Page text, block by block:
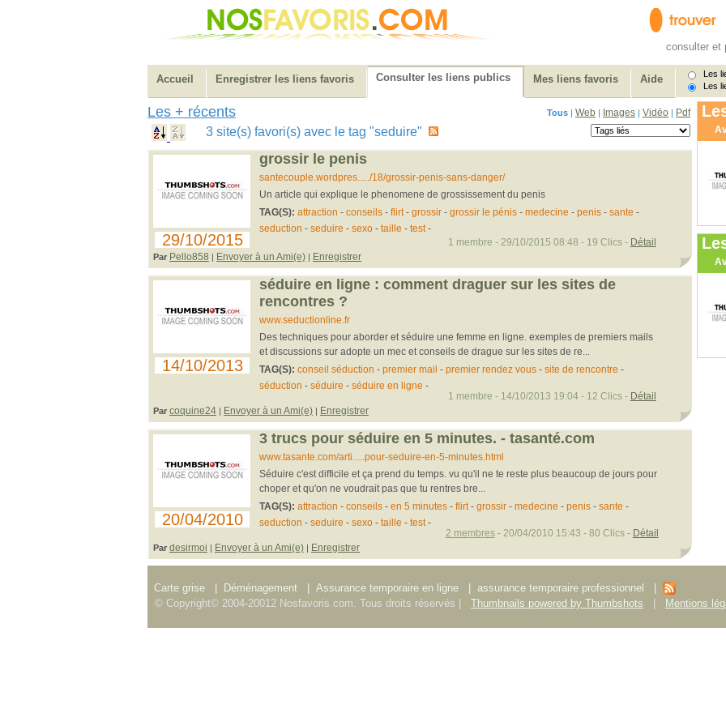
consulter et
Accueil Enregistrer les liens favoris Consulter les liens publics Mes liens favoris Aide
Les
Les
Les + récents Tous | Web | Images | Vidéo | Pdf
3 site(s) favori(s) avec le tag "seduire"
29/10/2015
grossir le penis
santecouple.wordpres...../18/grossir-penis-sans-danger/
Un article qui explique le phenomene de grossissement du penis
TAG(S): attraction - conseils- flirt- grossir- grossir le pénis- medecine - penis- sante -
seduction - seduire - sexo- taille - test-
Par Pello858 | Envoyer à un Ami(e) | Enregistrer
1 membre - 29/10/2015 08:48 - 19 Clics - Détail
14/10/2013
séduire en ligne : comment draguer sur les sites de
rencontres ?
www.seductionline.fr
Des techniques pour aborder et séduire une femme en ligne. exemples de premiers mails
et discussions sur adopte un mec et conseils de drague sur les sites de re...
TAG(S): conseil séduction - premier mail - premier rendez vous- site de rencontre -
séduction - séduire - séduire en ligne -
Par coquine24 | Envoyer à un Ami(e) | Enregistrer
1 membre - 14/10/2013 19:04 - 12 Clics - Détail
20/04/2010
3 trucs pour séduire en 5 minutes. - tasanté.com
www.tasante.com/arti.....pour-seduire-en-5-minutes.html
Séduire c'est difficile et ça prend du temps. vu qu'il ne te reste plus beaucoup de jours pour
choper et qu'on ne voudrait pas que tu rentres bre...
TAG(S): attraction - conseils- en 5 minutes- flirt- grossir- medecine - penis- sante -
seduction - seduire - sexo- taille - test-
Par desirmoi | Envoyer à un Ami(e) | Enregistrer
2 membres- 20/04/2010 15:43 - 80 Clics - Détail
Carte grise Déménagement Assurance temporaire en ligne assurance temporaire professionnel
© Copyright© 2004-20012 Nosfavoris.com. Tous droits réservés |
Thumbnails powered by Thumbshots Mentions